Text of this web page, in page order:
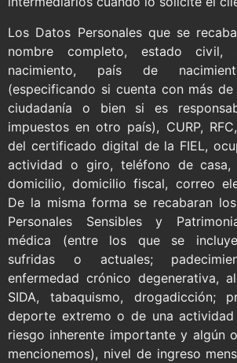
Los Datos Personales que se
nombre completo, estado civil,
nacimiento, país de
(especificando si cuenta con más de
ciudadanía o bien si es
impuestos en otro país), CURP,
del certificado digital de la FIEL,
actividad o giro, teléfono de casa,
domicilio, domicilio fiscal, correo
De la misma forma se recabaran
Personales Sensibles y
médica (entre los que se
sufridas o actuales;
enfermedad crónico degenerativa,
SIDA, tabaquismo, drogadicción;
deporte extremo o de una
riesgo inherente importante y algún
mencionemos), nivel de ingreso